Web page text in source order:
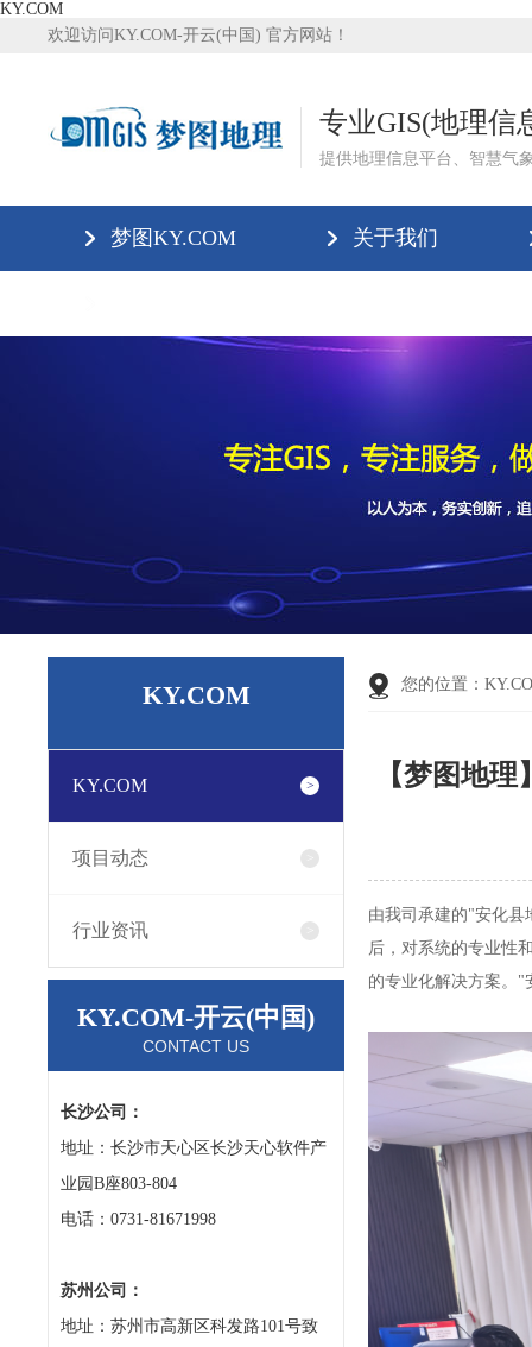
KY.COM
欢迎访问KY.COM-开云(中国) 官方网站！
专业GIS(地理信
提供地理信息平台、智慧气
梦图KY.COM 关于我们
KY.COM
KY.COM
项目动态
行业资讯
KY.COM-开云(中国)
CONTACT US
长沙公司：
地址：长沙市天心区长沙天心软件产
业园B座803-804
电话：0731-81671998
苏州公司：
地址：苏州市高新区科发路101号致
您的位置：
【梦图地
由我司承建的"安化县
后，对系统的专业性
的专业化解决方案。"